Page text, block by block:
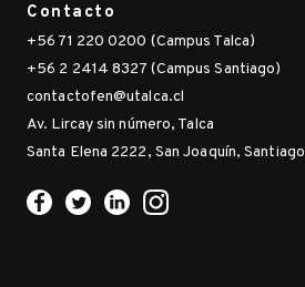
Contacto
+56 71 220 0200 (Campus Talca)
+56 2 2414 8327 (Campus Santiago)
contactofen@utalca.cl
Av. Lircay sin número, Talca
Santa Elena 2222, San Joaquín, Santiago